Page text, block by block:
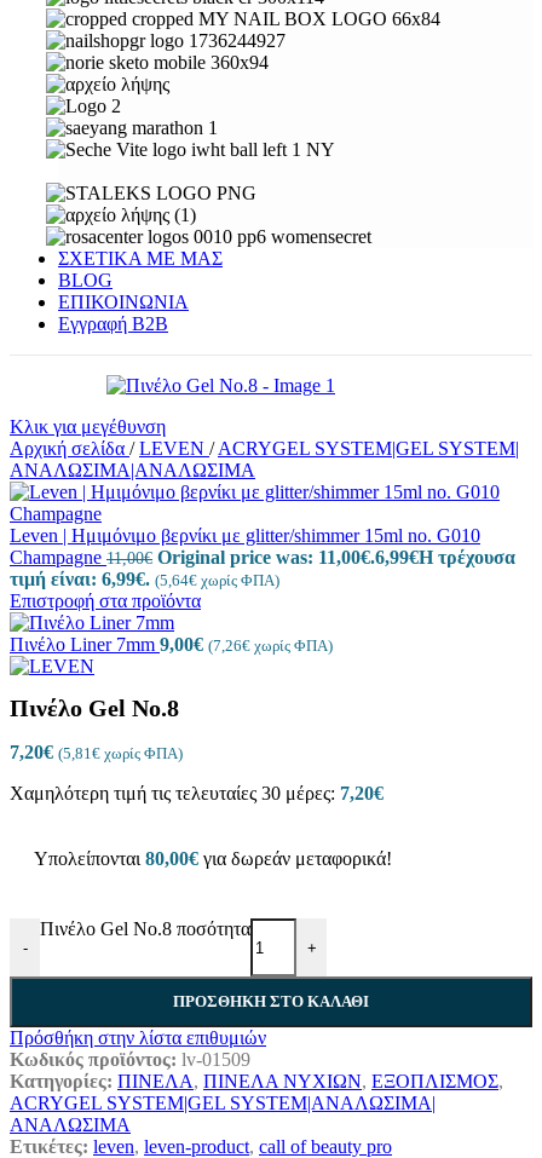
ΣΧΕΤΙΚΑ ΜΕ ΜΑΣ
BLOG
ΕΠΙΚΟΙΝΩΝΙΑ
Εγγραφή Β2Β
Κλικ για μεγέθυνση
Αρχική σελίδα / LEVEN / ACRYGEL SYSTEM|GEL SYSTEM|
ΑΝΑΛΩΣΙΜΑ|ΑΝΑΛΩΣΙΜΑ
Leven | Ημιμόνιμο βερνίκι με glitter/shimmer 15ml no. G010
Champagne 11,00€ Original price was: 11,00€.6,99€Η τρέχουσα
τιμή είναι: 6,99€. (5,64€ χωρίς ΦΠΑ)
Επιστροφή στα προϊόντα
Πινέλο Liner 7mm 9,00€ (7,26€ χωρίς ΦΠΑ)
Πινέλο Gel No.8
7,20€ (5,81€ χωρίς ΦΠΑ)
Χαμηλότερη τιμή τις τελευταίες 30 μέρες: 7,20€
Υπολείπονται 80,00€ για δωρεάν μεταφορικά!
-
Πινέλο Gel No.8 ποσότητα
+
ΠΡΟΣΘΗΚΗ ΣΤΟ ΚΑΛΑΘΙ
Πρόσθήκη στην λίστα επιθυμιών
Κωδικός προϊόντος: lv-01509
Κατηγορίες: ΠΙΝΕΛΑ, ΠΙΝΕΛΑ ΝΥΧΙΩΝ, ΕΞΟΠΛΙΣΜΟΣ,
ACRYGEL SYSTEM|GEL SYSTEM|ΑΝΑΛΩΣΙΜΑ|
ΑΝΑΛΩΣΙΜΑ
Ετικέτες: leven, leven-product, call of beauty pro